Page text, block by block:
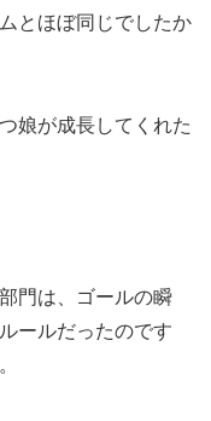
とほぼ同じでしたか
娘が成長してくれた
門は、ゴールの瞬
ールだったのです